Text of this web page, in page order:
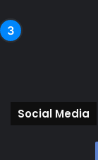
Social Media